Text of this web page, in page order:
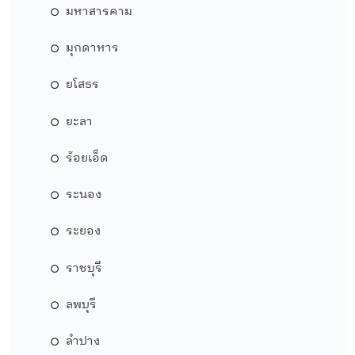
มหาสารคาม
มุกดาหาร
ยโสธร
ยะลา
ร้อยเอ็ด
ระนอง
ระยอง
ราชบุรี
ลพบุรี
ลำปาง